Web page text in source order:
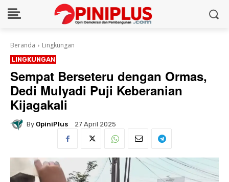
Beranda Lingkungan
LINGKUNGAN
Sempat Berseteru dengan Ormas,
Dedi Mulyadi Puji Keberanian
Kijagakali
By OpiniPlus 27 April 2025